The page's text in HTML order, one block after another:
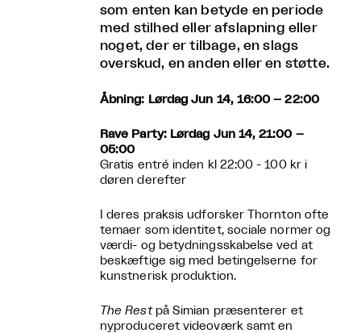
som enten kan betyde en periode
med stilhed eller afslapning eller
noget, der er tilbage, en slags
overskud, en anden eller en støtte.
Åbning: Lørdag Jun 14, 16:00 – 22:00
Rave Party: Lørdag Jun 14, 21:00 –
05:00
Gratis entré inden kl 22:00 - 100 kr i
døren derefter
I deres praksis udforsker Thornton ofte
temaer som identitet, sociale normer og
værdi- og betydningsskabelse ved at
beskæftige sig med betingelserne for
kunstnerisk produktion.
The Restpå Simian præsenterer et
nyproduceret videoværk samt en